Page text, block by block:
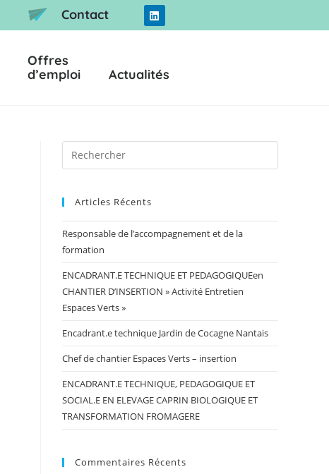
Contact
Offres
d’emploi
Actualités
Articles Récents
Responsable de l’accompagnement et de la
formation
ENCADRANT.E TECHNIQUE ET PEDAGOGIQUEen
CHANTIER D’INSERTION » Activité Entretien
Espaces Verts »
Encadrant.e technique Jardin de Cocagne Nantais
Chef de chantier Espaces Verts – insertion
ENCADRANT.E TECHNIQUE, PEDAGOGIQUE ET
SOCIAL.E EN ELEVAGE CAPRIN BIOLOGIQUE ET
TRANSFORMATION FROMAGERE
Commentaires Récents